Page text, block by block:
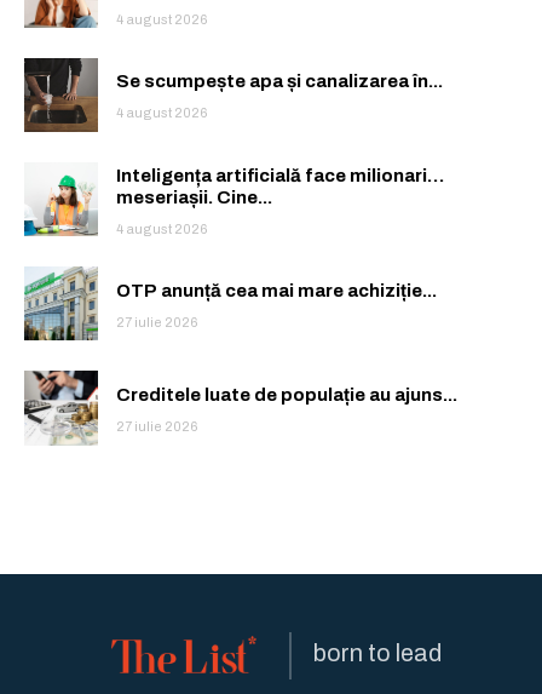
4 august 2026
Se scumpește apa și canalizarea în...
4 august 2026
Inteligența artificială face milionari…
meseriașii. Cine...
4 august 2026
OTP anunță cea mai mare achiziție...
27 iulie 2026
Creditele luate de populație au ajuns...
27 iulie 2026
born to lead